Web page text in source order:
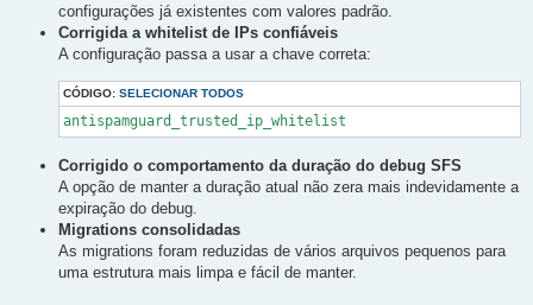
configurações já existentes com valores padrão.
Corrigida a whitelist de IPs confiáveis
A configuração passa a usar a chave correta:
CÓDIGO: SELECIONAR TODOS
antispamguard_trusted_ip_whitelist
Corrigido o comportamento da duração do debug SFS
A opção de manter a duração atual não zera mais indevidamente a
expiração do debug.
Migrations consolidadas
As migrations foram reduzidas de vários arquivos pequenos para
uma estrutura mais limpa e fácil de manter.